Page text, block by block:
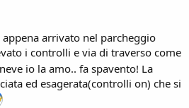
arrivato nel parcheggio
i controlli e via di traverso come
io la amo.. fa spavento! La
ed esagerata(controlli on) che si